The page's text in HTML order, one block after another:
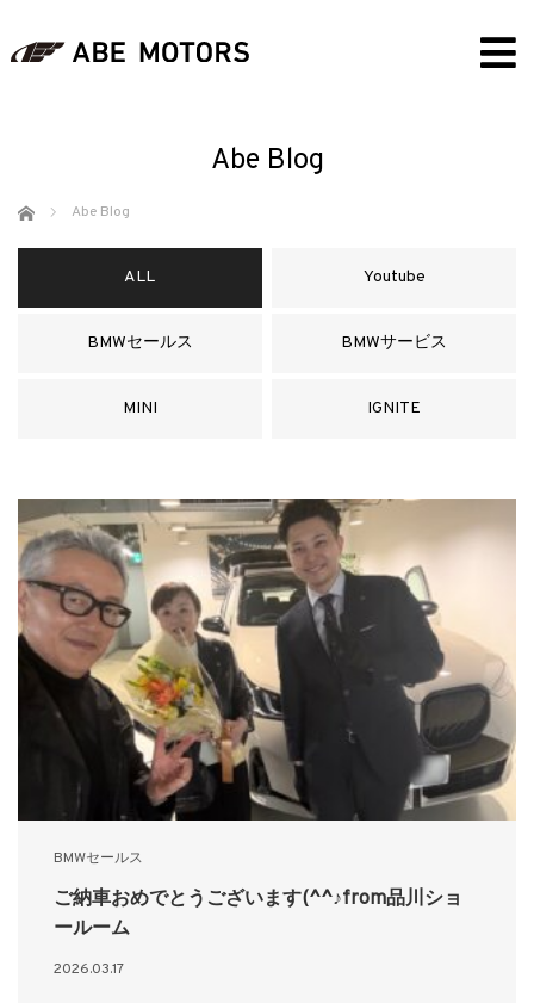
Abe Blog
ホーム Abe Blog
ALL Youtube
BMWセールス BMWサービス
MINI IGNITE
BMWセールス
ご納車おめでとうございます(^^♪from品川ショ
ールーム
2026.03.17